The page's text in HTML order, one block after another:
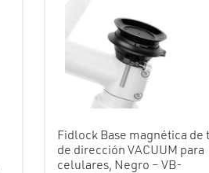
Fidlock Base magnética de
de dirección VACUUM para
celulares, Negro – VB-